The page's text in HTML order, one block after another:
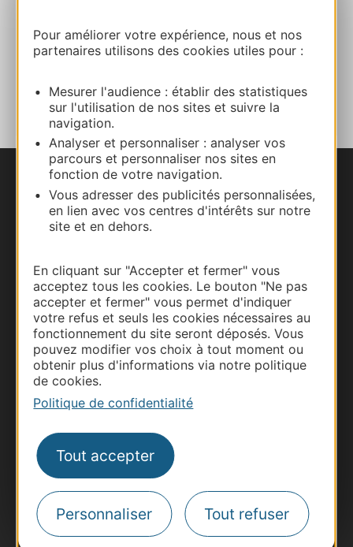
Pour améliorer votre expérience, nous et nos
partenaires utilisons des cookies utiles pour :
Mesurer l'audience : établir des statistiques
sur l'utilisation de nos sites et suivre la
navigation.
Analyser et personnaliser : analyser vos
parcours et personnaliser nos sites en
fonction de votre navigation.
Vous adresser des publicités personnalisées,
en lien avec vos centres d'intérêts sur notre
site et en dehors.
En cliquant sur "Accepter et fermer" vous
acceptez tous les cookies. Le bouton "Ne pas
accepter et fermer" vous permet d'indiquer
votre refus et seuls les cookies nécessaires au
fonctionnement du site seront déposés. Vous
pouvez modifier vos choix à tout moment ou
obtenir plus d'informations via notre politique
de cookies.
Politique de confidentialité
Tout accepter
Personnaliser Tout refuser
Site internet
AU CARNET
Nous contacter
Carte interactive
Documentation
Thermalisme
Business/Mice
Pros d'Occitanie
Site presse et d'influence